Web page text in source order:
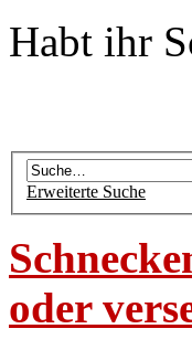
Habt ihr
Erweiterte Suche
oder